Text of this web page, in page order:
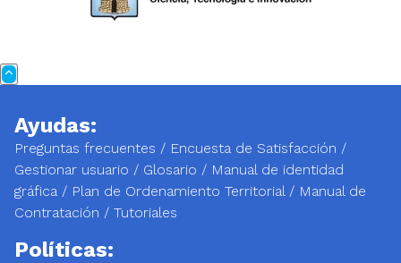
Ayudas:
Preguntas frecuentes / Encuesta de Satisfacción /
Gestionar usuario / Glosario / Manual de identidad
gráfica / Plan de Ordenamiento Territorial / Manual de
Contratación / Tutoriales
Políticas: